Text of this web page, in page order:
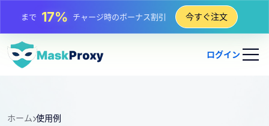
まで 17% チャージ時のボーナス割引
まで81% IP のローテーション購入の割引
今すぐ注文
ログイン
ホーム 使用例